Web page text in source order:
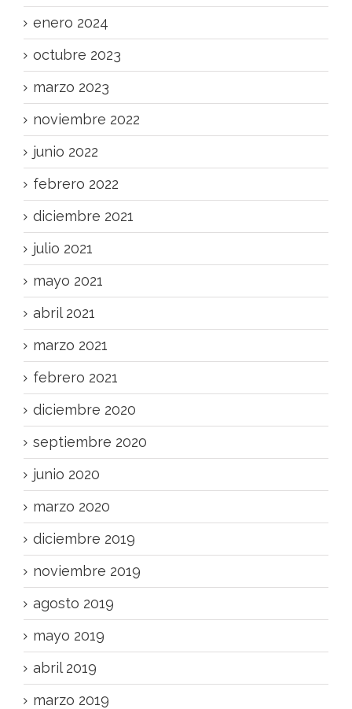
enero 2024
octubre 2023
marzo 2023
noviembre 2022
junio 2022
febrero 2022
diciembre 2021
julio 2021
mayo 2021
abril 2021
marzo 2021
febrero 2021
diciembre 2020
septiembre 2020
junio 2020
marzo 2020
diciembre 2019
noviembre 2019
agosto 2019
mayo 2019
abril 2019
marzo 2019